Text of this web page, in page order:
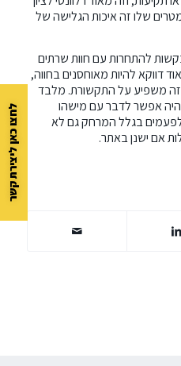
שלו זה איכות הגלישה של
להתחרות עם חוות שרתים
דווקא להיות מאוחסנים בחווה,
משפיע על התקשורת. מלבד
אפשר לדבר עם מישהו
בגלל המרחק גם לא
אם ישנן באתר.
לחצו כאן ליצירת קשר